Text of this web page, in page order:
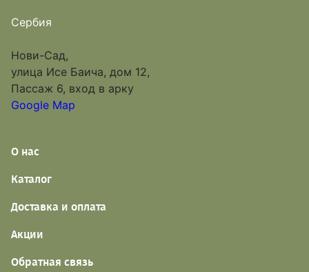
Сербия
Нови-Сад,
улица Исе Баича, дом 12,
Пассаж 6, вход в арку
Google Map
О нас
Каталог
Доставка и оплата
Акции
Обратная связь